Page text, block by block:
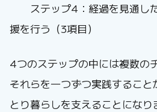
ステップ4：経過を見通し
援を行う（3項目）
4つのステップの中には複数の
それらを一つずつ実践するこ
とり暮らしを支えることにな